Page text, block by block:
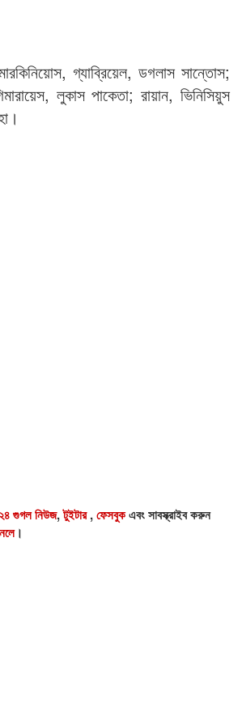
গ্যাব্রিয়েল, ডগলাস সান্তোস;
লুকাস পাকেতা; রায়ান, ভিনিসিয়ুস
গুগল নিউজ,টুইটার,ফেসবুকএবং সাবস্ক্রাইব করুন
।